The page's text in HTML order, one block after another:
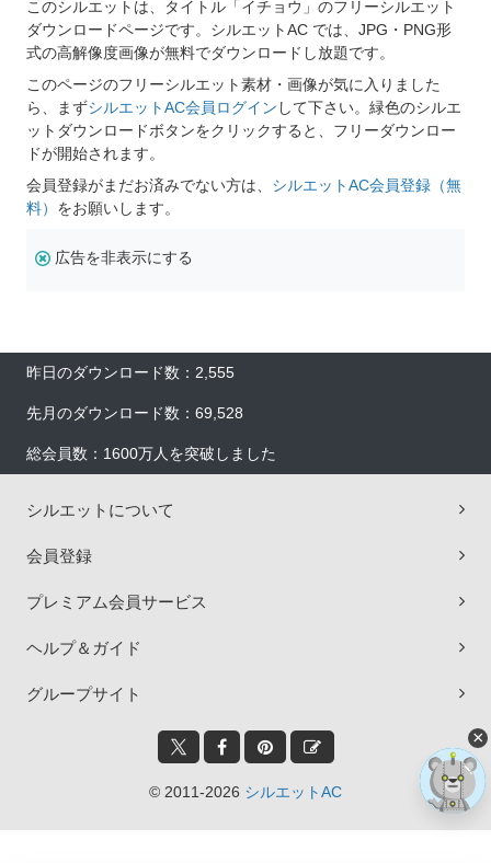
このシルエットは、タイトル「イチョウ」のフリーシルエット
ダウンロードページです。シルエットAC では、JPG・PNG形
式の高解像度画像が無料でダウンロードし放題です。
このページのフリーシルエット素材・画像が気に入りました
ら、まずシルエットAC会員ログイン して下さい。緑色のシルエ
ットダウンロードボタンをクリックすると、フリーダウンロー
ドが開始されます。
会員登録がまだお済みでない方は、 シルエットAC会員登録（無
料） をお願いします。
広告を非表示にする
昨日のダウンロード数：2,555
先月のダウンロード数：69,528
総会員数：1600万人を突破しました
シルエットについて
会員登録
プレミアム会員サービス
ヘルプ＆ガイド
グループサイト
© 2011-2026 シルエットAC
×